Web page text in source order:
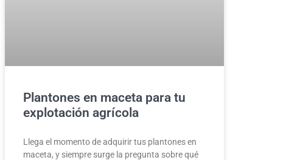
Plantones en maceta para tu
explotación agrícola
Llega el momento de adquirir tus plantones en
maceta, y siempre surge la pregunta sobre qué